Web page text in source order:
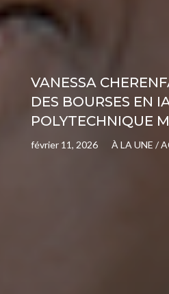
VANESSA
DES BOURSES EN
POLYTECHNIQUE
février 11, 2026 À LA UNE /